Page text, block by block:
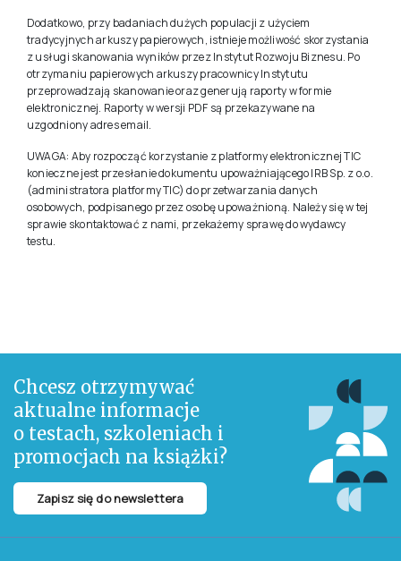
Dodatkowo, przy badaniach dużych populacji z użyciem
tradycyjnych arkuszy papierowych, istnieje możliwość skorzystania
z usługi skanowania wyników przez Instytut Rozwoju Biznesu. Po
otrzymaniu papierowych arkuszy pracownicy Instytutu
przeprowadzają skanowanie oraz generują raporty w formie
elektronicznej. Raporty w wersji PDF są przekazywane na
uzgodniony adres email.
UWAGA: Aby rozpocząć korzystanie z platformy elektronicznej TIC
konieczne jest przesłanie dokumentu upoważniającego IRB Sp. z o.o.
(administratora platformy TIC) do przetwarzania danych
osobowych, podpisanego przez osobę upoważnioną. Należy się w tej
sprawie skontaktować z nami, przekażemy sprawę do wydawcy
testu.
Chcesz otrzymywać
aktualne informacje
o testach, szkoleniach i
promocjach na książki?
Zapisz się do newslettera